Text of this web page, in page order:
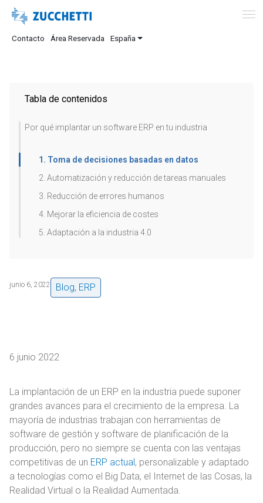
Contacto Área Reservada España
Tabla de contenidos
Por qué implantar un software ERP en tu industria
1. Toma de decisiones basadas en datos
2. Automatización y reducción de tareas manuales
3. Reducción de errores humanos
4. Mejorar la eficiencia de costes
5. Adaptación a la industria 4.0
junio 6, 2022 Blog, ERP
6 junio 2022
La implantación de un ERP en la industria puede suponer
grandes avances para el crecimiento de la empresa. La
mayoría de industrias trabajan con herramientas de
software de gestión y software de planificación de la
producción, pero no siempre se cuenta con las ventajas
competitivas de un ERP actual, personalizable y adaptado
a tecnologías como el Big Data, el Internet de las Cosas, la
Realidad Virtual o la Realidad Aumentada.